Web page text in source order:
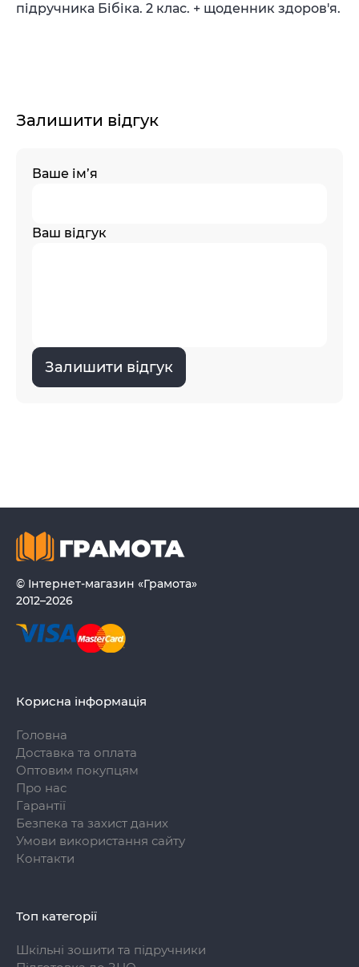
підручника Бібіка. 2 клас. + щоденник здоров'я.
Залишити відгук
Ваше ім’я
Ваш відгук
Залишити відгук
© Інтернет-магазин «Грамота»
2012–2026
Корисна інформація
Головна
Доставка та оплата
Оптовим покупцям
Про нас
Гарантії
Безпека та захист даних
Умови використання сайту
Контакти
Топ категорії
Шкільні зошити та підручники